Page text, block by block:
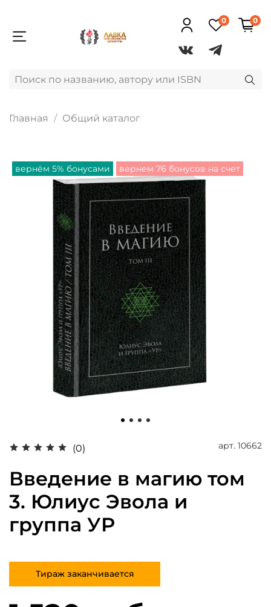
0 0
Главная Общий каталог
вернём 5% бонусами вернем 76 бонусов на счет
(0) арт. 10662
Введение в магию том
3. Юлиус Эвола и
группа УР
Тираж заканчивается